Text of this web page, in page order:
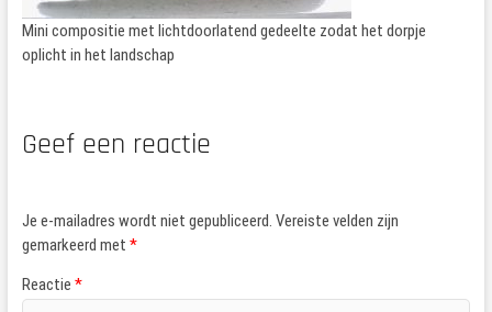
Mini compositie met lichtdoorlatend gedeelte zodat het dorpje
oplicht in het landschap
Geef een reactie
Je e-mailadres wordt niet gepubliceerd. Vereiste velden zijn
gemarkeerd met *
Reactie *